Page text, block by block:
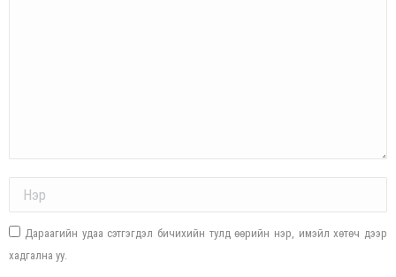
Дараагийн удаа сэтгэгдэл бичихийн тулд өөрийн нэр, имэйл хөтөч дээр
хадгална уу.